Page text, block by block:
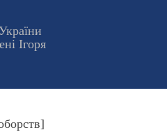
Ігоря